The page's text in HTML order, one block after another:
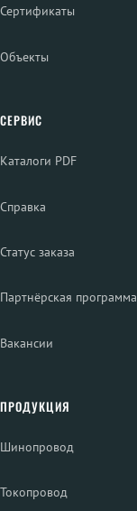
Сертификаты
Объекты
СЕРВИС
Каталоги PDF
Справка
Статус заказа
Партнёрская программа
Вакансии
ПРОДУКЦИЯ
Шинопровод
Токопровод